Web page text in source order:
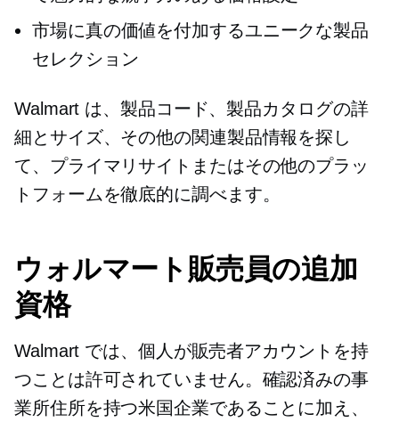
市場に真の価値を付加するユニークな製品
セレクション
Walmart は、製品コード、製品カタログの詳
細とサイズ、その他の関連製品情報を探し
て、プライマリサイトまたはその他のプラッ
トフォームを徹底的に調べます。
ウォルマート販売員の追加
資格
Walmart では、個人が販売者アカウントを持
つことは許可されていません。確認済みの事
業所住所を持つ米国企業であることに加え、